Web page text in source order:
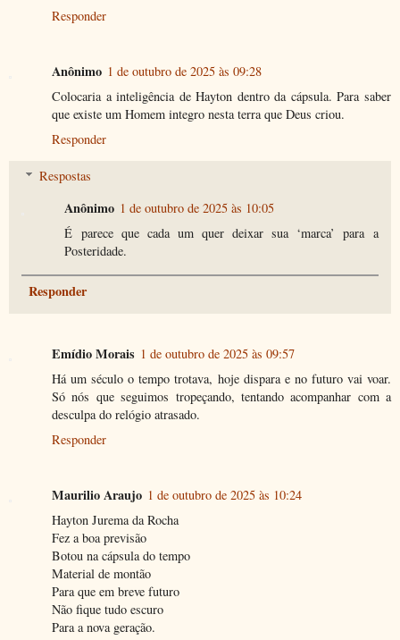
Responder
Anônimo 1 de outubro de 2025 às 09:28
Colocaria a inteligência de Hayton dentro da cápsula. Para saber
que existe um Homem integro nesta terra que Deus criou.
Responder
Respostas
Anônimo 1 de outubro de 2025 às 10:05
É parece que cada um quer deixar sua ‘marca’ para a
Posteridade.
Responder
Emídio Morais 1 de outubro de 2025 às 09:57
Há um século o tempo trotava, hoje dispara e no futuro vai voar.
Só nós que seguimos tropeçando, tentando acompanhar com a
desculpa do relógio atrasado.
Responder
Maurilio Araujo 1 de outubro de 2025 às 10:24
Hayton Jurema da Rocha
Fez a boa previsão
Botou na cápsula do tempo
Material de montão
Para que em breve futuro
Não fique tudo escuro
Para a nova geração.